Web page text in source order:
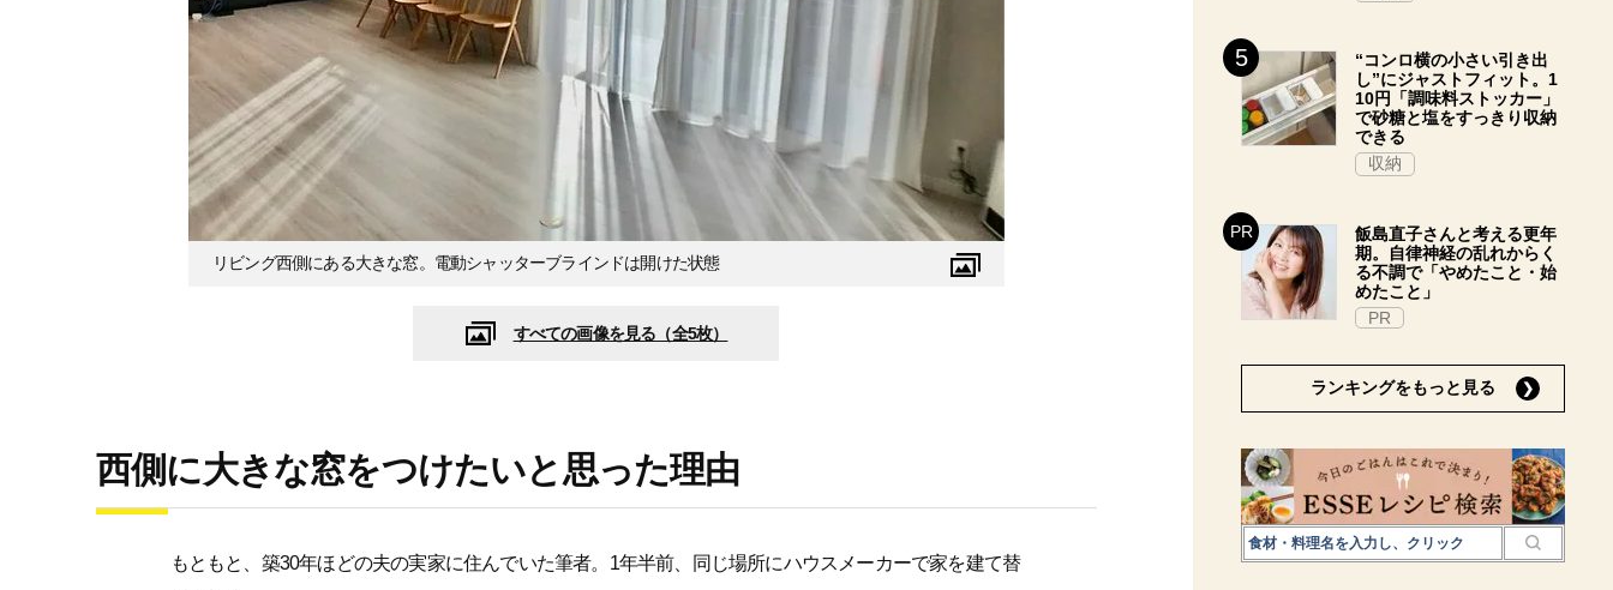
リビング西側にある大きな窓。電動シャッターブラインドは開けた状態
すべての画像を見る（全5枚）
西側に大きな窓をつけたいと思った理由
もともと、築30年ほどの夫の実家に住んでいた筆者。1年半前、同じ場所にハウスメーカーで家を建て替
“コンロ横の小さい引き出
し”にジャストフィット。1
10円「調味料ストッカー」
で砂糖と塩をすっきり収納
できる
収納
飯島直子さんと考える更年
期。自律神経の乱れからく
る不調で「やめたこと・始
めたこと」
PR
ランキングをもっと見る